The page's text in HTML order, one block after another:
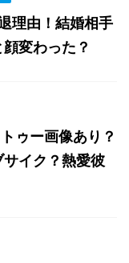
理由！結婚相手
変わった？
ゥー画像あり？
サイク？熱愛彼